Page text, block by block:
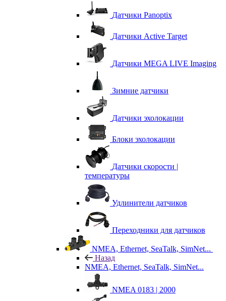
Датчики Panoptix
Датчики Active Target
Датчики MEGA LIVE Imaging
Зимние датчики
Датчики эхолокации
Блоки эхолокации
Датчики скорости |
температуры
Удлинители датчиков
Переходники для датчиков
NMEA, Ethernet, SeaTalk, SimNet...
Назад
NMEA, Ethernet, SeaTalk, SimNet...
NMEA 0183 | 2000